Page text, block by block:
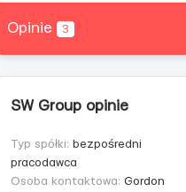
Opinie 3
SW Group opinie
Typ spółki: bezpośredni
pracodawca
Osoba kontaktowa: Gordon